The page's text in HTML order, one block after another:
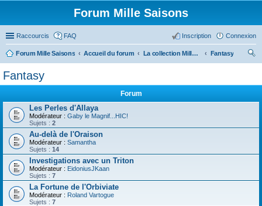
Forum Mille Saisons
Raccourcis FAQ Connexion
Inscription
Forum Mille Saisons Accueil du forum La collection Mille Saisons
Fantasy
Fantasy
Forum
Les Perles d'Allaya
Modérateur : Gaby le Magnif...HIC!
Sujets : 2
Au-delà de l'Oraison
Modérateur : Samantha
Sujets : 14
Investigations avec un Triton
Modérateur : EidoniusJKaan
Sujets : 7
La Fortune de l'Orbiviate
Modérateur : Roland Vartogue
Sujets : 7